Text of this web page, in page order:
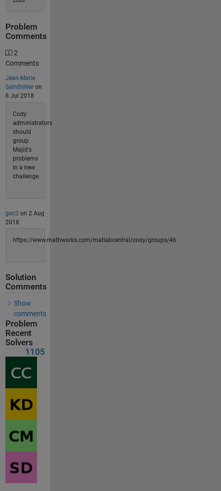
Problem
Comments
2
Comments
Jean-Marie
Sainthillieron
6 Jul 2018
Cody
administrators
should
group
Majid's
problems
in a new
challenge.
goc3 on 2 Aug
2018
https://www.mathworks.com/matlabcentral/cody/groups/46
Solution
Comments
Show
comments
Problem
Recent
Solvers
1105